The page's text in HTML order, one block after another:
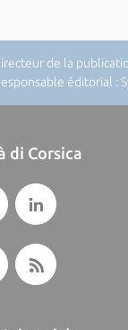
de la
éditorial :
di Corsica